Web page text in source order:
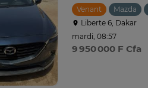
Venant Mazda
Liberte 6, Dakar
mardi, 08:57
9 950 000 F Cfa